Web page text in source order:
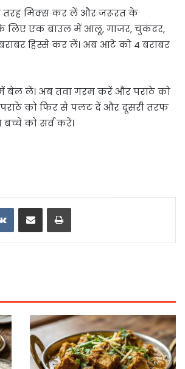
तरह मिक्स कर लें और जरूरत के
लिए एक बाउल में आलू, गाजर, चुकंदर,
हिस्से कर लें। अब आटे को 4 बराबर
बेल लें। अब तवा गरम करें और पराठे को
को फिर से पलट दें और दूसरी तरफ
को सर्व करें।
VKontakte
Share via Email Print